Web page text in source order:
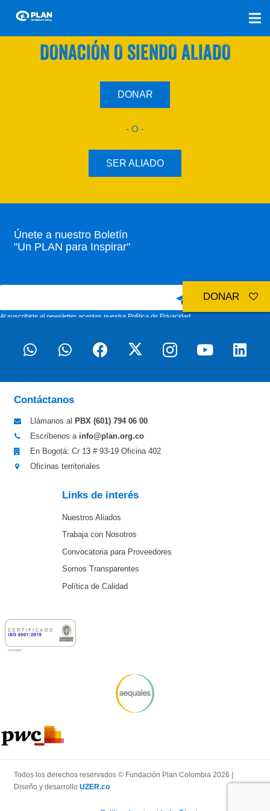
SÚMATE A NUESTRO PLAN CON UNA
DONACIÓN O SIENDO ALIADO
DONAR
- O -
SER ALIADO
Únete a nuestro Boletín
"Un PLAN para Inspirar"
Al suscribirte al newsletter aceptas nuestraPolítica de Privacidad
Contáctanos
Llámanos al PBX (601) 794 06 00
Escríbenos a info@plan.org.co
En Bogotá: Cr 13 # 93-19 Oficina 402
Oficinas territoriales
Links de interés
Nuestros Aliados
Trabaja con Nosotros
Convocatoria para Proveedores
Somos Transparentes
Política de Calidad
Todos los derechos reservados © Fundación Plan Colombia 2026 |
Diseño y desarrollo UZER.co
DONAR